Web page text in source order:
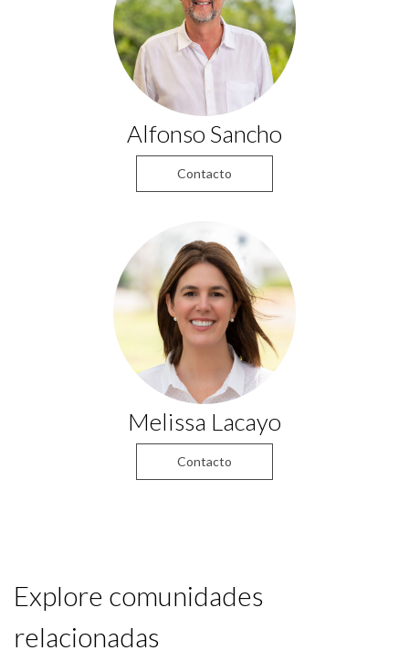
Alfonso Sancho
Contacto
Melissa Lacayo
Contacto
Explore comunidades
relacionadas